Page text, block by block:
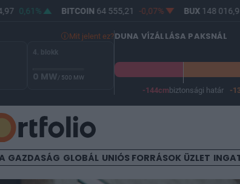
BITCOIN64 555,21 -0,07% BUX 148 016,95 -
Mit jelent ez?
4. blokk
0 MW/ 500 MW
DUNA VÍZÁLLÁSA PAKSNÁL
-144cm biztonsági határ -
GAZDASÁG GLOBÁL UNIÓS FORRÁSOK ÜZLET